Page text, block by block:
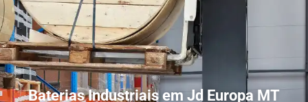
Baterias Industriais em Jd Europa MT